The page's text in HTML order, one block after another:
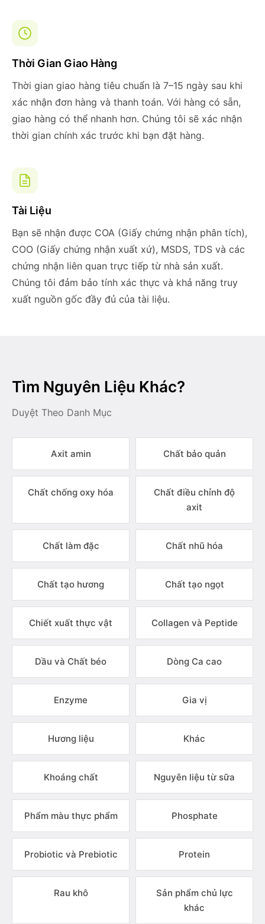
Thời Gian Giao Hàng
Thời gian giao hàng tiêu chuẩn là 7–15 ngày sau khi
xác nhận đơn hàng và thanh toán. Với hàng có sẵn,
giao hàng có thể nhanh hơn. Chúng tôi sẽ xác nhận
thời gian chính xác trước khi bạn đặt hàng.
Tài Liệu
Bạn sẽ nhận được COA (Giấy chứng nhận phân tích),
COO (Giấy chứng nhận xuất xứ), MSDS, TDS và các
chứng nhận liên quan trực tiếp từ nhà sản xuất.
Chúng tôi đảm bảo tính xác thực và khả năng truy
xuất nguồn gốc đầy đủ của tài liệu.
Tìm Nguyên Liệu Khác?
Duyệt Theo Danh Mục
Axit amin Chất bảo quản
Chất chống oxy hóa
Chất điều chỉnh độ
axit
Chất làm đặc Chất nhũ hóa
Chất tạo hương Chất tạo ngọt
Chiết xuất thực vật Collagen và Peptide
Dầu và Chất béo Dòng Ca cao
Enzyme Gia vị
Hương liệu Khác
Khoáng chất Nguyên liệu từ sữa
Phẩm màu thực phẩm Phosphate
Probiotic và Prebiotic Protein
Rau khô
Sản phẩm chủ lực
khác